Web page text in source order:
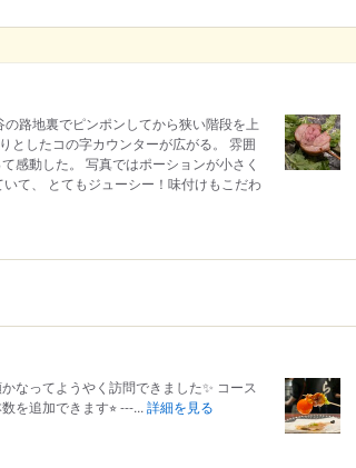
路地裏でピンポンしてから狭い階段を上
としたコの字カウンターが広がる。 雰囲
感動した。 写真ではポーションが小さく
て、 とてもジューシー！味付けもこだわ
なってようやく訪問できました✨ コース
を追加できます⭐︎ ---... 詳細を見る